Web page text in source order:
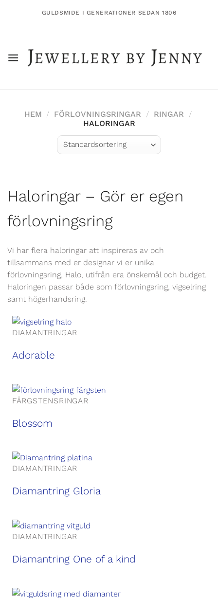
GULDSMIDE I GENERATIONER SEDAN 1806
HEM / FÖRLOVNINGSRINGAR / RINGAR
/
HALORINGAR
Haloringar – Gör er egen
förlovningsring
Vi har flera haloringar att inspireras av och
tillsammans med er designar vi er unika
förlovningsring, Halo, utifrån era önskemål och budget.
Haloringen passar både som förlovningsring, vigselring
samt högerhandsring.
DIAMANTRINGAR
Adorable
FÄRGSTENSRINGAR
Blossom
DIAMANTRINGAR
Diamantring Gloria
DIAMANTRINGAR
Diamantring One of a kind